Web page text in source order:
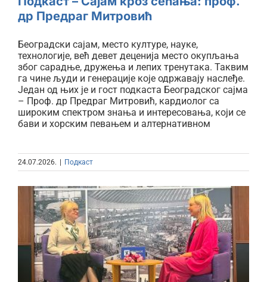
др Предраг Митровић
Београдски сајам, место културе, науке,
технологије, већ девет деценија место окупљања
због сарадње, дружења и лепих тренутака. Таквим
га чине људи и генерације које одржавају наслеђе.
Један од њих је и гост подкаста Београдског сајма
– Проф. др Предраг Митровић, кардиолог са
широким спектром знања и интересовања, који се
бави и хорским певањем и алтернативном
24.07.2026. Подкаст
Како настаје највећи
аутомобилски догађај у
региону? Сазнајте у новој